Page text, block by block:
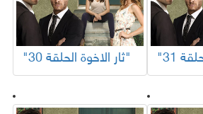
"ثار الاخوة الحلقة 30"